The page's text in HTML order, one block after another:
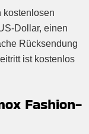
kostenlosen
Dollar, einen
Rücksendung
ist kostenlos
Fashion-